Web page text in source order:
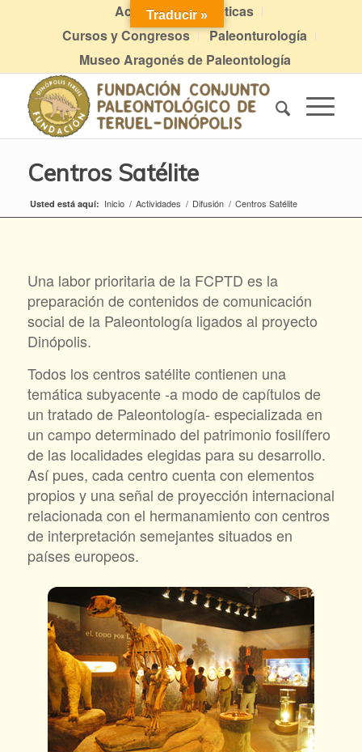
Actividades didácticas
Cursos y Congresos
Paleonturología
Museo Aragonés de Paleontología
Centros Satélite
Usted está aquí: Inicio / Actividades / Difusión / Centros Satélite
Una labor prioritaria de la FCPTD es la
preparación de contenidos de comunicación
social de la Paleontología ligados al proyecto
Dinópolis.
Todos los centros satélite contienen una
temática subyacente -a modo de capítulos de
un tratado de Paleontología- especializada en
un campo determinado del patrimonio fosilífero
de las localidades elegidas para su desarrollo.
Así pues, cada centro cuenta con elementos
propios y una señal de proyección internacional
relacionada con el hermanamiento con centros
de interpretación semejantes situados en
países europeos.
Traducir »